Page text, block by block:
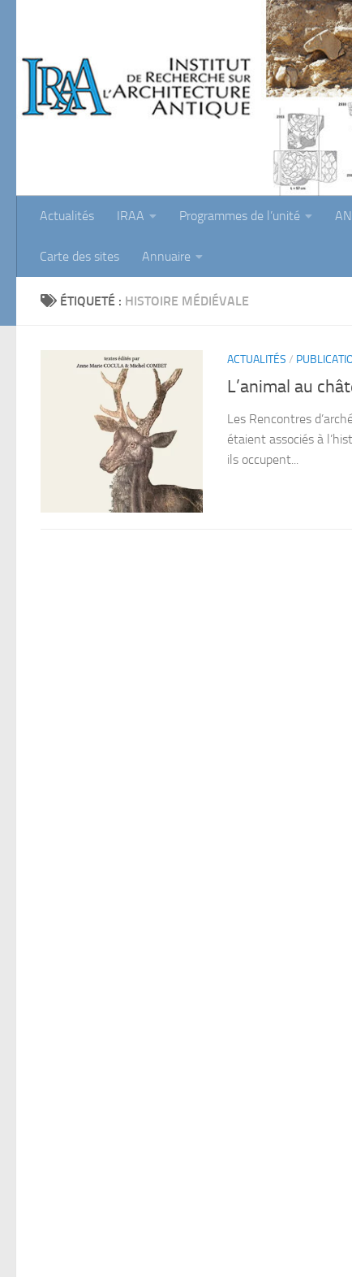
Actualités IRAA Programmes de l’unité
Carte des sites Annuaire
ÉTIQUETÉ : HISTOIRE MÉDIÉVALE
ACTUALITÉS /
L’animal au
Les Rencontres
étaient associés à
ils occupent...